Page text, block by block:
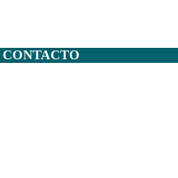
CONTACTO